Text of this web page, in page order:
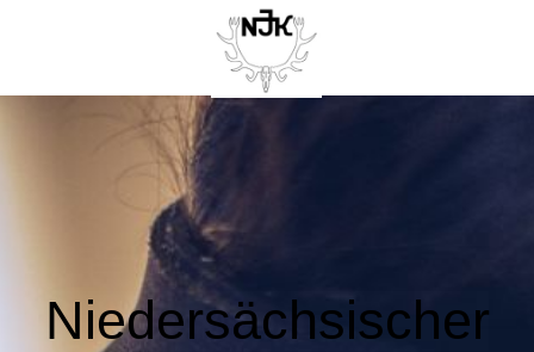
Niedersächsischer